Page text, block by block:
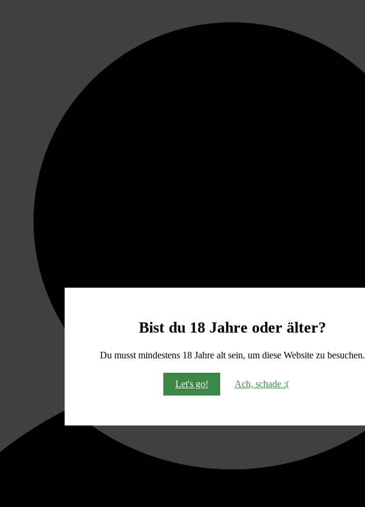
Bist du 18 Jahre oder älter?
Du musst mindestens 18 Jahre alt sein, um diese Website zu besuchen.
Let's go! Ach, schade :(